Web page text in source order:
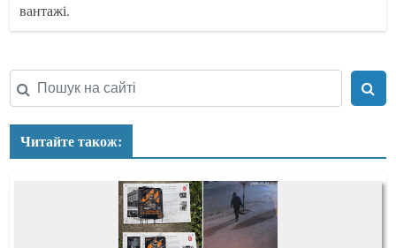
вантажі.
Читайте також: